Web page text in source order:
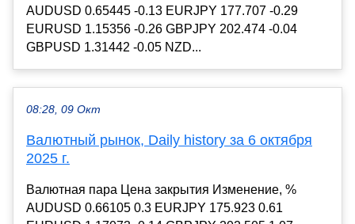
AUDUSD 0.65445 -0.13 EURJPY 177.707 -0.29
EURUSD 1.15356 -0.26 GBPJPY 202.474 -0.04
GBPUSD 1.31442 -0.05 NZD...
08:28, 09 Окт
Валютный рынок, Daily history за 6 октября
2025 г.
Валютная пара Цена закрытия Изменение, %
AUDUSD 0.66105 0.3 EURJPY 175.923 0.61